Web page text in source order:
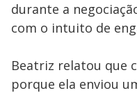
durante a
com o intuito de
Beatriz relatou que
porque ela enviou